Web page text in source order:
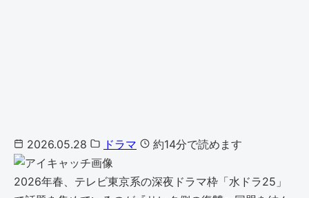
2026.05.28 ドラマ 約14分で読めます
2026年春、テレビ東京系の深夜ドラマ枠「水ドラ25」